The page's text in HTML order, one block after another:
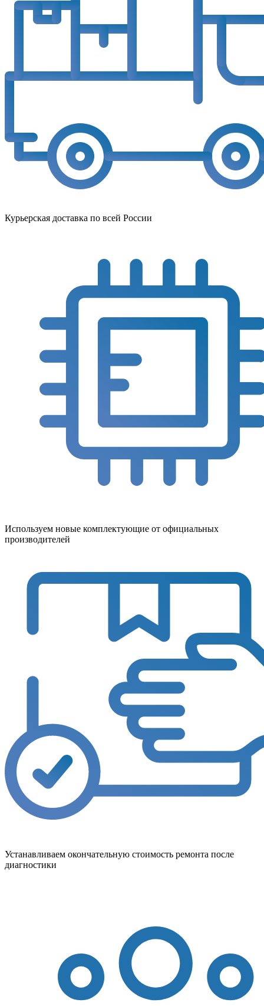
Курьерская доставка по всей России
Используем новые комплектующие от официальных
производителей
Устанавливаем окончательную стоимость ремонта после
диагностики